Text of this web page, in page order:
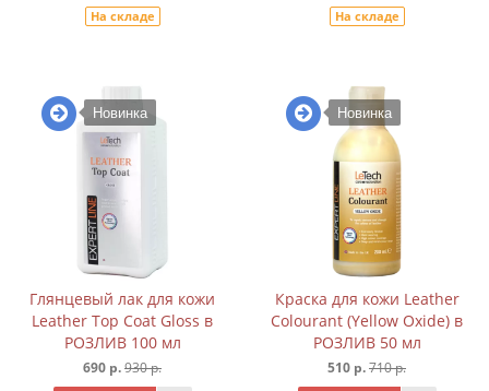
На складе На складе
Новинка
Глянцевый лак для кожи
Leather Top Coat Gloss в
РОЗЛИВ 100 мл
690 р.930 р.
Новинка
Краска для кожи Leather
Colourant (Yellow Oxide) в
РОЗЛИВ 50 мл
510 р.710 р.